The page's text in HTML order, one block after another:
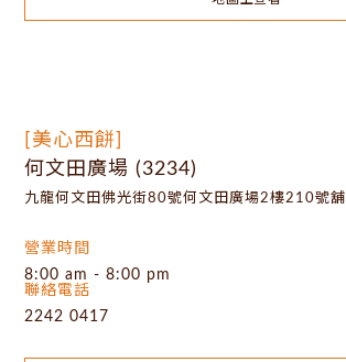
[美心西餅]
何文田廣場 (3234)
九龍何文田佛光街80號何文田廣場2樓210號舖
營業時間
8:00 am - 8:00 pm
聯絡電話
2242 0417